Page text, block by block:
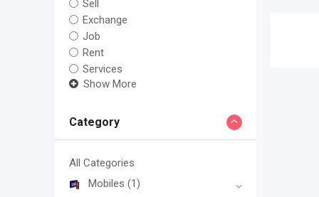
Sell
Exchange
Job
Rent
Services
Show More
Category
All Categories
Mobiles (1)